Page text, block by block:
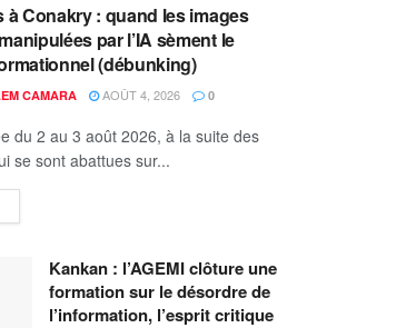
à Conakry : quand les images
par l’IA sèment le
(débunking)
CAMARA AOÛT 4, 2026 0
du 2 au 3 août 2026, à la suite des
se sont abattues sur...
Kankan : l’AGEMI clôture une
formation sur le désordre de
l’information, l’esprit critique